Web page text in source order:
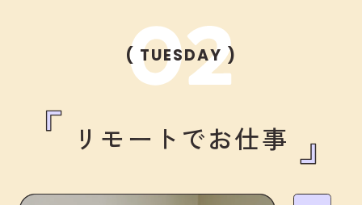
( TUESDAY )
リモートでお仕事